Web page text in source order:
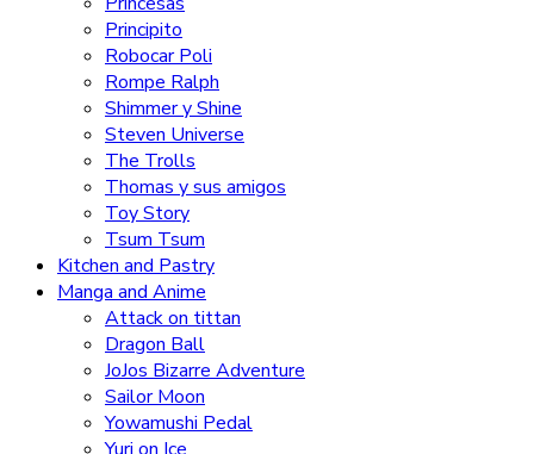
Principito
Robocar Poli
Rompe Ralph
Shimmer y Shine
Steven Universe
The Trolls
Thomas y sus amigos
Toy Story
Tsum Tsum
Kitchen and Pastry
Manga and Anime
Attack on tittan
Dragon Ball
JoJos Bizarre Adventure
Sailor Moon
Yowamushi Pedal